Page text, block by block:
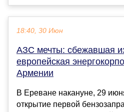
18:40, 30 Июн
АЗС мечты: сбежавшая
европейская
Армении
В Ереване накануне, 29
открытие первой